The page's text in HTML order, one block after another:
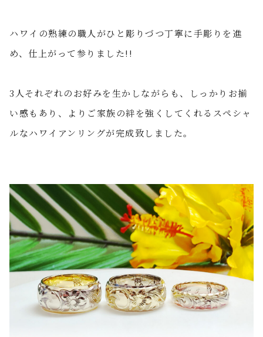
ハワイの熟練の職人がひと彫りづつ丁寧に手彫りを進
め、仕上がって参りました!!
3人それぞれのお好みを生かしながらも、しっかりお揃
い感もあり、よりご家族の絆を強くしてくれるスペシャ
ルなハワイアンリングが完成致しました。